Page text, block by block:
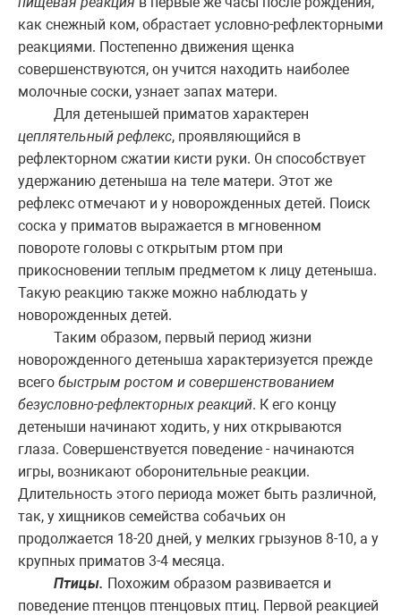
как снежный ком, обрастает условно-рефлекторными
реакциями. Постепенно движения щенка
совершенствуются, он учится находить наиболее
молочные соски, узнает запах матери.
Для детенышей приматов характерен
цеплятельный рефлекс, проявляющийся в
рефлекторном сжатии кисти руки. Он способствует
удержанию детеныша на теле матери. Этот же
рефлекс отмечают и у новорожденных детей. Поиск
соска у приматов выражается в мгновенном
повороте головы с открытым ртом при
прикосновении теплым предметом к лицу детеныша.
Такую реакцию также можно наблюдать у
новорожденных детей.
Таким образом, первый период жизни
новорожденного детеныша характеризуется прежде
всего быстрым ростом и совершенствованием
безусловно-рефлекторных реакций. К его концу
детеныши начинают ходить, у них открываются
глаза. Совершенствуется поведение - начинаются
игры, возникают оборонительные реакции.
Длительность этого периода может быть различной,
так, у хищников семейства собачьих он
продолжается 18-20 дней, у мелких грызунов 8-10, а у
крупных приматов 3-4 месяца.
Птицы. Похожим образом развивается и
поведение птенцов птенцовых птиц. Первой реакцией